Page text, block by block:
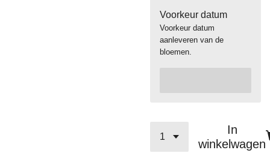
Voorkeur datum
Voorkeur datum
aanleveren van de
bloemen.
In
winkelwagen